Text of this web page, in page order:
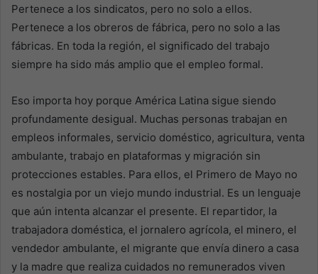
Pertenece a los sindicatos, pero no solo a ellos.
Pertenece a los obreros de fábrica, pero no solo a las
fábricas. En toda la región, el significado del trabajo
siempre ha sido más amplio que el empleo formal.
Eso importa hoy porque América Latina sigue siendo
profundamente desigual. Muchas personas trabajan en
empleos informales, servicio doméstico, agricultura, venta
ambulante, trabajo en plataformas y migración sin
protecciones estables. Para ellos, el Primero de Mayo no
es nostalgia por un viejo mundo industrial. Es un lenguaje
que aún intenta alcanzar el presente. El repartidor, la
trabajadora doméstica, el jornalero agrícola, el minero, el
vendedor ambulante, el migrante que envía dinero a casa
y la madre que realiza cuidados no remunerados viven